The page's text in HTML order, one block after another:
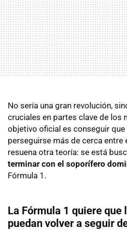
No sería una gran revolución,
cruciales en partes clave de los
objetivo oficial es conseguir
perseguirse más de cerca entre
resuena otra teoría: se está
terminar con el soporífero
Fórmula 1.
La Fórmula 1 quiere que
puedan volver a seguir